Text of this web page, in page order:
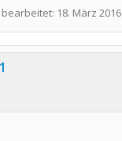
18. März 2016